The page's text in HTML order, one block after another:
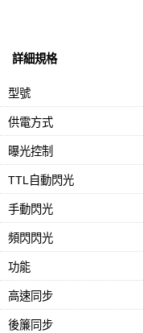
詳細規格
型號
供電方式
曝光控制
TTL自動閃光
手動閃光
頻閃閃光
功能
高速同步
後簾同步